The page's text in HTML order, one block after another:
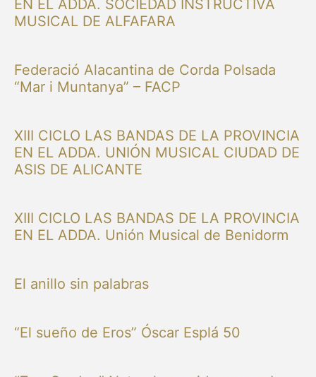
EN EL ADDA. SOCIEDAD INSTRUCTIVA
MUSICAL DE ALFAFARA
Federació Alacantina de Corda Polsada
“Mar i Muntanya” – FACP
XIII CICLO LAS BANDAS DE LA PROVINCIA
EN EL ADDA. UNIÓN MUSICAL CIUDAD DE
ASIS DE ALICANTE
XIII CICLO LAS BANDAS DE LA PROVINCIA
EN EL ADDA. Unión Musical de Benidorm
El anillo sin palabras
“El sueño de Eros” Óscar Esplá 50